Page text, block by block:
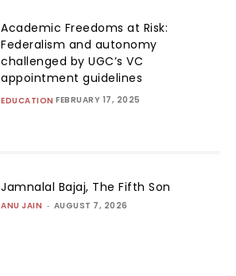
Academic Freedoms at Risk:
Federalism and autonomy
challenged by UGC’s VC
appointment guidelines
EDUCATION FEBRUARY 17, 2025
Jamnalal Bajaj, The Fifth Son
ANU JAIN - AUGUST 7, 2026